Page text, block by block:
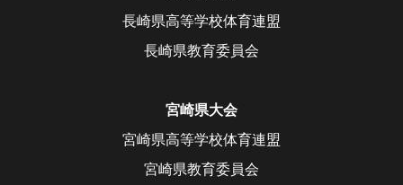
長崎県高等学校体育連盟
長崎県教育委員会
宮崎県大会
宮崎県高等学校体育連盟
宮崎県教育委員会